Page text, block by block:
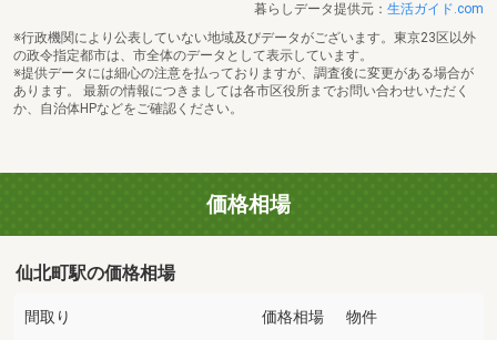
暮らしデータ提供元： 生活ガイド.com
※行政機関により公表していない地域及びデータがございます。東京23区以外
の政令指定都市は、市全体のデータとして表示しています。
※提供データには細心の注意を払っておりますが、調査後に変更がある場合が
あります。 最新の情報につきましては各市区役所までお問い合わせいただく
か、自治体HPなどをご確認ください。
価格相場
仙北町駅の価格相場
間取り 価格相場 物件